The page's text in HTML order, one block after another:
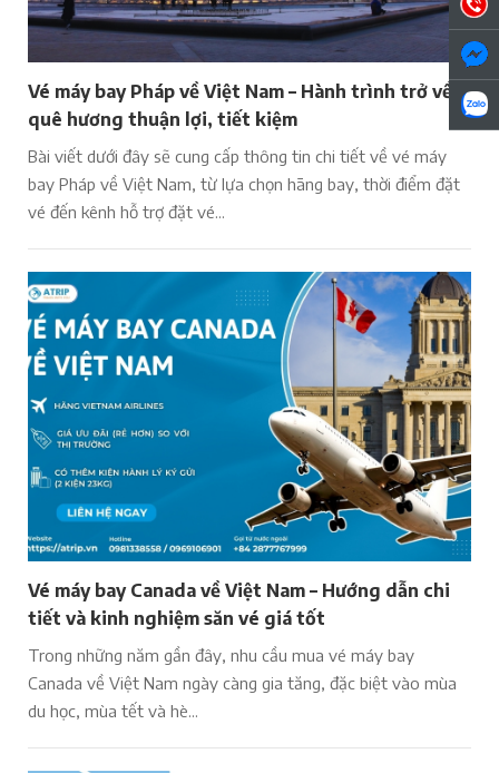
Vé máy bay Pháp về Việt Nam – Hành trình trở về
quê hương thuận lợi, tiết kiệm
Bài viết dưới đây sẽ cung cấp thông tin chi tiết về vé máy
bay Pháp về Việt Nam, từ lựa chọn hãng bay, thời điểm đặt
vé đến kênh hỗ trợ đặt vé...
Vé máy bay Canada về Việt Nam – Hướng dẫn chi
tiết và kinh nghiệm săn vé giá tốt
Trong những năm gần đây, nhu cầu mua vé máy bay
Canada về Việt Nam ngày càng gia tăng, đặc biệt vào mùa
du học, mùa tết và hè...